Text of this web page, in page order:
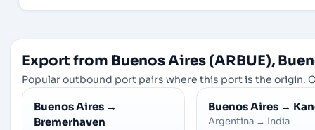
Export from Buenos Aires (ARBUE),
Popular outbound port pairs where this port is the origin.
Buenos Aires →
Bremerhaven
Buenos Aires →
Argentina → India